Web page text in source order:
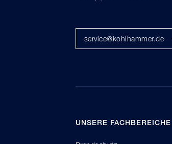
service@kohlhammer.de
UNSERE FACHBEREICHE